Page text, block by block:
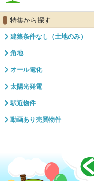
特集から探す
建築条件なし（土地のみ）
角地
オール電化
太陽光発電
駅近物件
動画あり売買物件